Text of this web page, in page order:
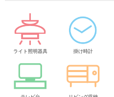
ライト照明器具 掛け時計